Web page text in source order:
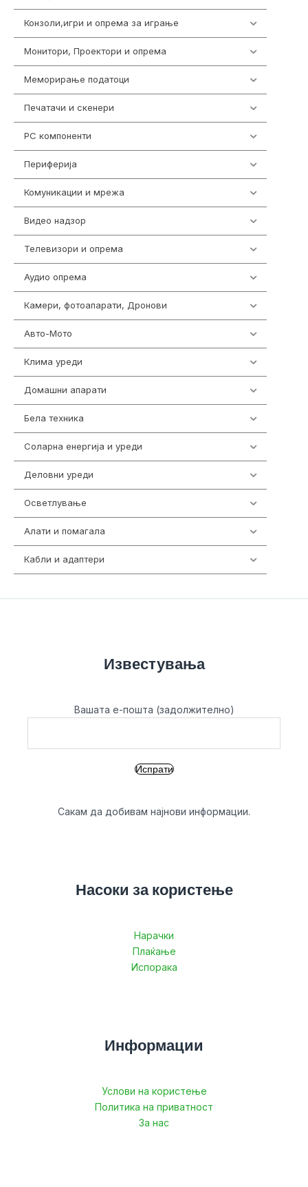
Конзоли,игри и опрема за играње
Монитори, Проектори и опрема
Меморирање податоци
Печатачи и скенери
PC компоненти
Периферија
Комуникации и мрежа
Видео надзор
Телевизори и опрема
Аудио опрема
Камери, фотоапарати, Дронови
Авто-Мото
Клима уреди
Домашни апарати
Бела техника
Соларна енергија и уреди
Деловни уреди
Осветлување
Алати и помагала
Кабли и адаптери
Известувања
Вашата е-пошта (задолжително)
Сакам да добивам најнови информации.
Насоки за користење
Нарачки
Плаќање
Испорака
Информации
Услови на користење
Политика на приватност
За нас